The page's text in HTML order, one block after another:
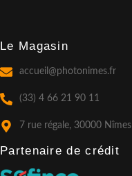
Le Magasin
accueil@photonimes.fr
(33) 4 66 21 90 11
7 rue régale, 30000 Nîmes
Partenaire de crédit​